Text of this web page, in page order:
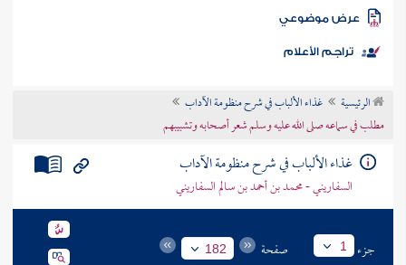
الكتب
موضوعي
تراجم الأعلام
الرئيسية
غذاء الألباب في شرح منظومة الآداب
مطلب في سماعه صلى الله عليه وسلم شعر أصحابه وتشبيبهم
غذاء الألباب في شرح منظومة الآداب
السفاريني - محمد بن أحمد بن سالم السفاريني
جزء 1 صفحة 182